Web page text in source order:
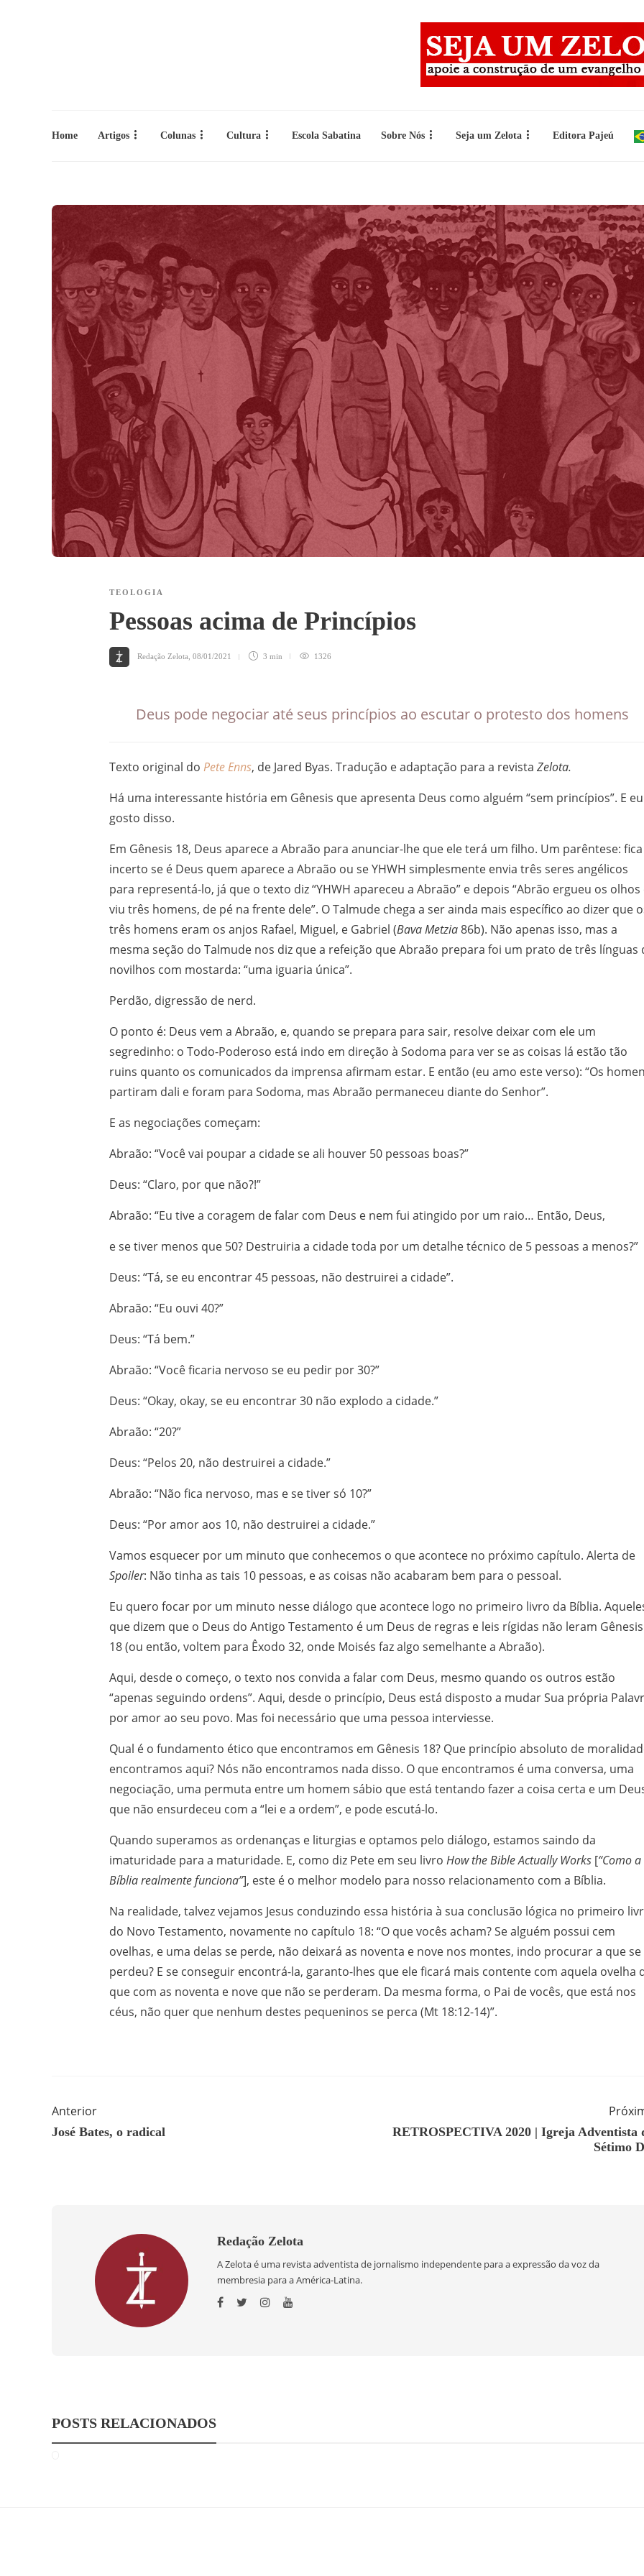
Home Artigos Colunas Cultura Escola Sabatina Sobre Nós Seja um Zelota Editora Pajeú
TEOLOGIA
Pessoas acima de Princípios
Redação Zelota 08/01/2021 3 min 1326
Deus pode negociar até seus princípios ao escutar o protesto dos homens
Texto original do Pete Enns, de Jared Byas. Tradução e adaptação para a revista Zelota.
Há uma interessante história em Gênesis que apresenta Deus como alguém “sem princípios”. E eu
gosto disso.
Em Gênesis 18, Deus aparece a Abraão para anunciar-lhe que ele terá um filho. Um parêntese: fica
incerto se é Deus quem aparece a Abraão ou se YHWH simplesmente envia três seres angélicos
para representá-lo, já que o texto diz “YHWH apareceu a Abraão” e depois “Abrão ergueu os olhos
viu três homens, de pé na frente dele”. O Talmude chega a ser ainda mais específico ao dizer que
três homens eram os anjos Rafael, Miguel, e Gabriel (Bava Metzia86b). Não apenas isso, mas a
mesma seção do Talmude nos diz que a refeição que Abraão prepara foi um prato de três línguas
novilhos com mostarda: “uma iguaria única”.
Perdão, digressão de nerd.
O ponto é: Deus vem a Abraão, e, quando se prepara para sair, resolve deixar com ele um
segredinho: o Todo-Poderoso está indo em direção à Sodoma para ver se as coisas lá estão tão
ruins quanto os comunicados da imprensa afirmam estar. E então (eu amo este verso): “Os
partiram dali e foram para Sodoma, mas Abraão permaneceu diante do Senhor”.
E as negociações começam:
Abraão: “Você vai poupar a cidade se ali houver 50 pessoas boas?”
Deus: “Claro, por que não?!”
Abraão: “Eu tive a coragem de falar com Deus e nem fui atingido por um raio… Então, Deus,
e se tiver menos que 50? Destruiria a cidade toda por um detalhe técnico de 5 pessoas a menos?”
Deus: “Tá, se eu encontrar 45 pessoas, não destruirei a cidade”.
Abraão: “Eu ouvi 40?”
Deus: “Tá bem.”
Abraão: “Você ficaria nervoso se eu pedir por 30?”
Deus: “Okay, okay, se eu encontrar 30 não explodo a cidade.”
Abraão: “20?”
Deus: “Pelos 20, não destruirei a cidade.”
Abraão: “Não fica nervoso, mas e se tiver só 10?”
Deus: “Por amor aos 10, não destruirei a cidade.”
Vamos esquecer por um minuto que conhecemos o que acontece no próximo capítulo. Alerta de
Spoiler: Não tinha as tais 10 pessoas, e as coisas não acabaram bem para o pessoal.
Eu quero focar por um minuto nesse diálogo que acontece logo no primeiro livro da Bíblia.
que dizem que o Deus do Antigo Testamento é um Deus de regras e leis rígidas não leram Gênesis
18 (ou então, voltem para Êxodo 32, onde Moisés faz algo semelhante a Abraão).
Aqui, desde o começo, o texto nos convida a falar com Deus, mesmo quando os outros estão
“apenas seguindo ordens”. Aqui, desde o princípio, Deus está disposto a mudar Sua própria
por amor ao seu povo. Mas foi necessário que uma pessoa interviesse.
Qual é o fundamento ético que encontramos em Gênesis 18? Que princípio absoluto de
encontramos aqui? Nós não encontramos nada disso. O que encontramos é uma conversa, uma
negociação, uma permuta entre um homem sábio que está tentando fazer a coisa certa e um
que não ensurdeceu com a “lei e a ordem”, e pode escutá-lo.
Quando superamos as ordenanças e liturgias e optamos pelo diálogo, estamos saindo da
imaturidade para a maturidade. E, como diz Pete em seu livro How the Bible Actually Works [“Como a
Bíblia realmente funciona”], este é o melhor modelo para nosso relacionamento com a Bíblia.
Na realidade, talvez vejamos Jesus conduzindo essa história à sua conclusão lógica no primeiro
do Novo Testamento, novamente no capítulo 18: “O que vocês acham? Se alguém possui cem
ovelhas, e uma delas se perde, não deixará as noventa e nove nos montes, indo procurar a que se
perdeu? E se conseguir encontrá-la, garanto-lhes que ele ficará mais contente com aquela ovelha
que com as noventa e nove que não se perderam. Da mesma forma, o Pai de vocês, que está nos
céus, não quer que nenhum destes pequeninos se perca (Mt 18:12-14)”.
Anterior
José Bates, o radical
RETROSPECTIVA 2020 | Igreja Adventista
Sétimo
Redação Zelota
A Zelota é uma revista adventista de jornalismo independente para a expressão da voz da
membresia para a América-Latina.
POSTS RELACIONADOS